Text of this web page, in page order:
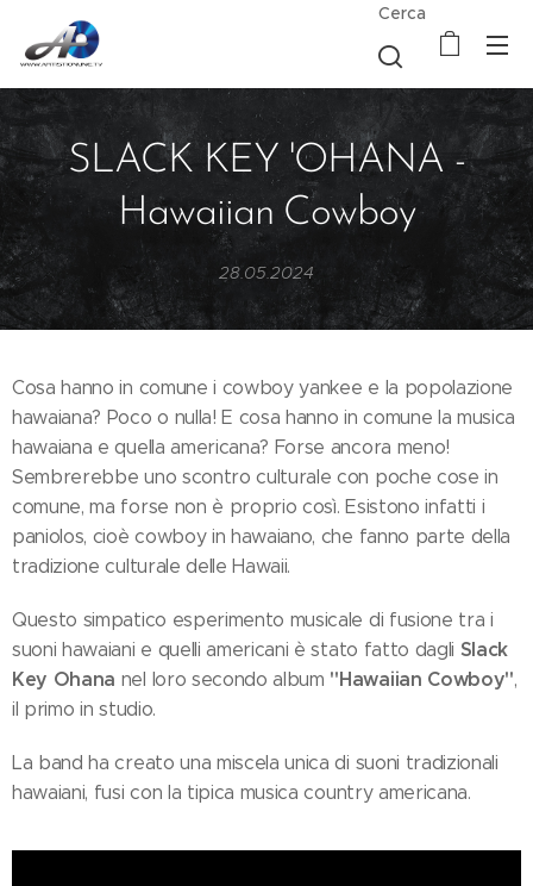
Cerca
SLACK KEY 'OHANA -
Hawaiian Cowboy
28.05.2024
Cosa hanno in comune i cowboy yankee e la popolazione
hawaiana? Poco o nulla! E cosa hanno in comune la musica
hawaiana e quella americana? Forse ancora meno!
Sembrerebbe uno scontro culturale con poche cose in
comune, ma forse non è proprio così. Esistono infatti i
paniolos, cioè cowboy in hawaiano, che fanno parte della
tradizione culturale delle Hawaii.
Questo simpatico esperimento musicale di fusione tra i
suoni hawaiani e quelli americani è stato fatto dagli Slack
Key Ohana nel loro secondo album "Hawaiian Cowboy",
il primo in studio.
La band ha creato una miscela unica di suoni tradizionali
hawaiani, fusi con la tipica musica country americana.